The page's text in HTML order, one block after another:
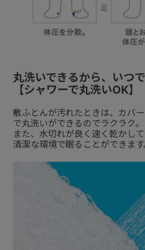
丸洗いできるから、いつ
【シャワーで丸洗いOK】
敷ふとんが汚れたときは、カバ
で丸洗いができるのでラクラク。
また、水切れが良く速く乾かし
清潔な環境で眠ることができます